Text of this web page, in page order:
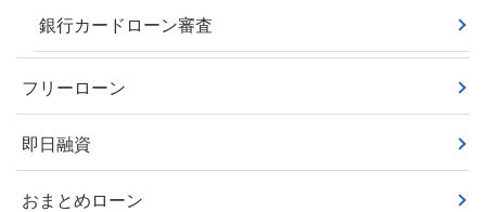
銀行カードローン審査
フリーローン
即日融資
おまとめローン